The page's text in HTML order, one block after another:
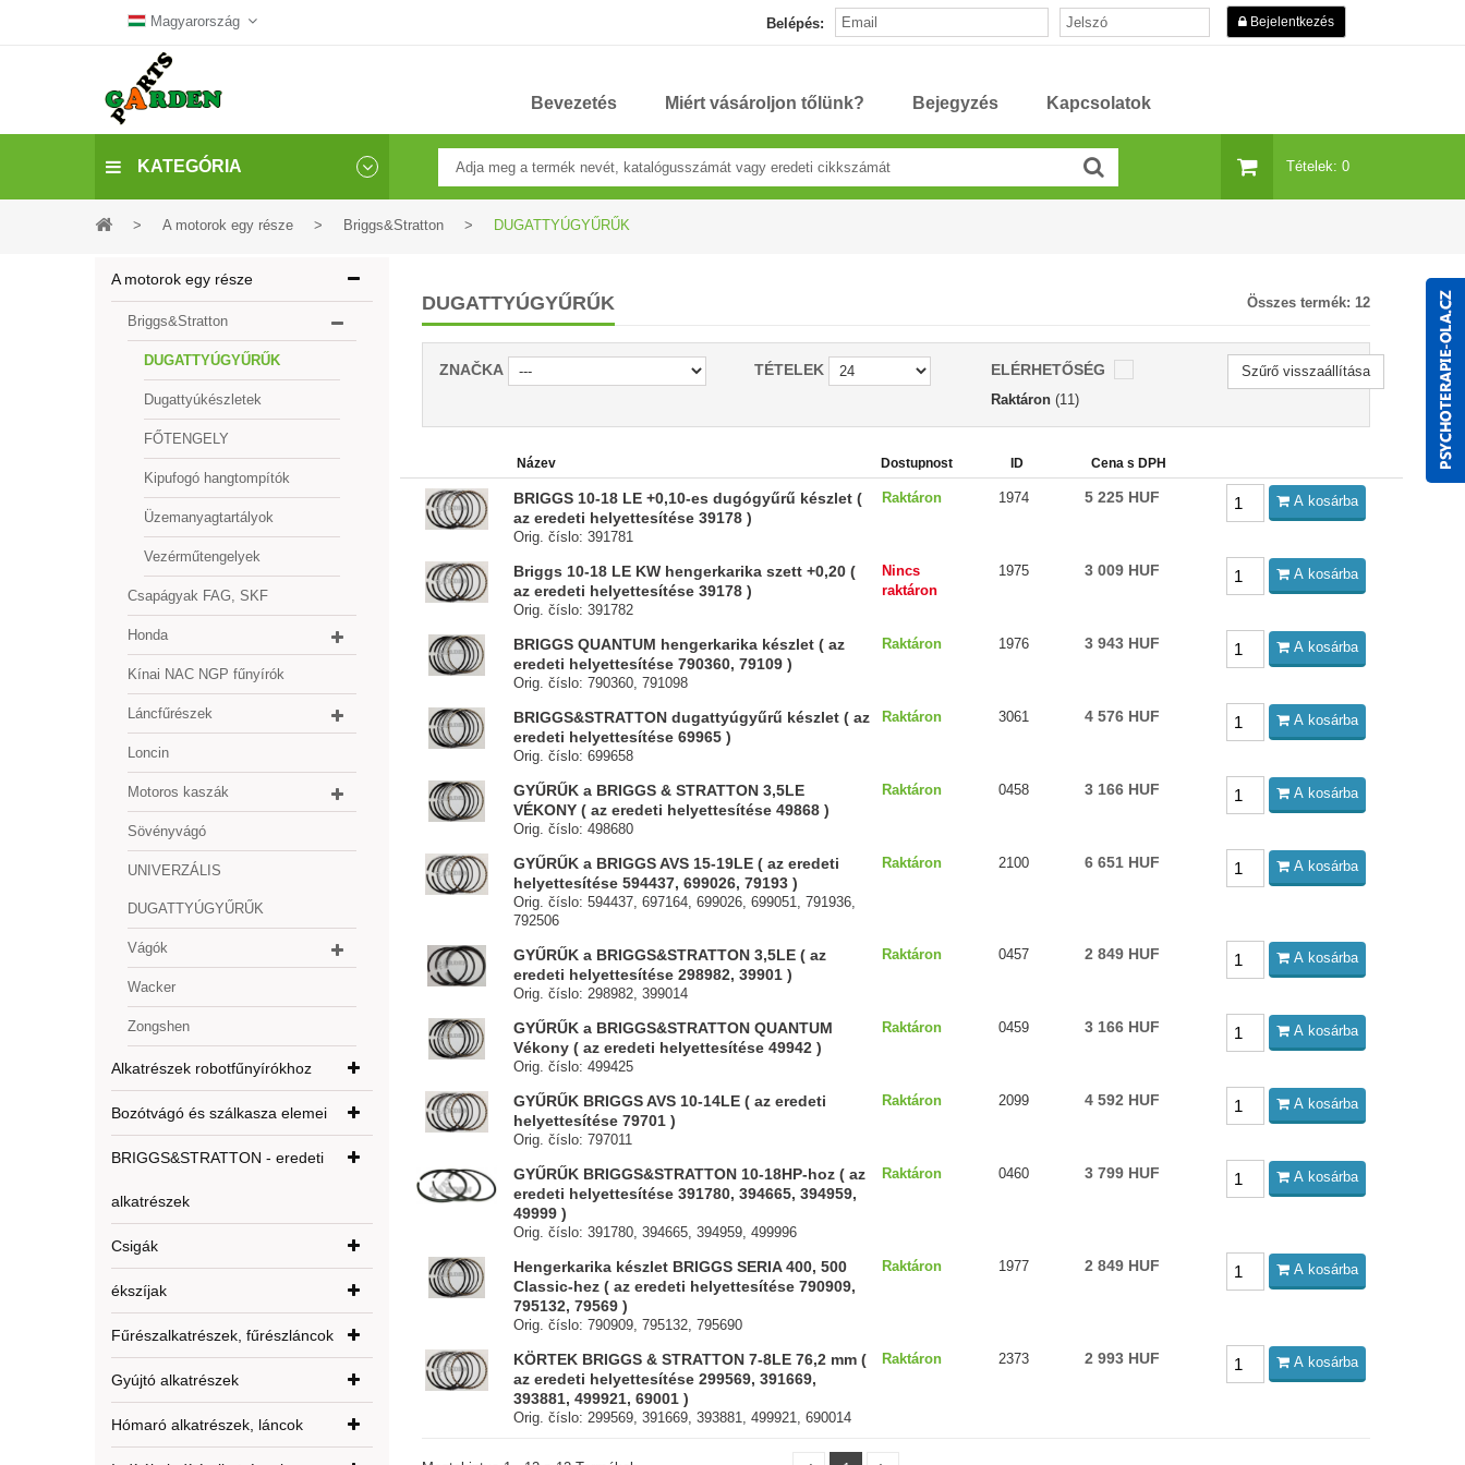
Magyarország Belépés: Bejelentkezés
Bevezetés Miért vásároljon tőlünk? Bejegyzés Kapcsolatok
KATEGÓRIA Tételek: 0
> A motorok egy része > Briggs&Stratton > DUGATTYÚGYŰRŰK
A motorok egy része
Briggs&Stratton
DUGATTYÚGYŰRŰK
Dugattyúkészletek
FŐTENGELY
Kipufogó hangtompítók
Üzemanyagtartályok
Vezérműtengelyek
Csapágyak FAG, SKF
Honda
Kínai NAC NGP fűnyírók
Láncfűrészek
Loncin
Motoros kaszák
Sövényvágó
UNIVERZÁLIS
DUGATTYÚGYŰRŰK
Vágók
Wacker
Zongshen
Alkatrészek robotfűnyírókhoz
Bozótvágó és szálkasza elemei
BRIGGS&STRATTON - eredeti
alkatrészek
Csigák
ékszíjak
Fűrészalkatrészek, fűrészláncok
Gyújtó alkatrészek
Hómaró alkatrészek, láncok
DUGATTYÚGYŰRŰK Összes termék: 12
ZNAČKA TÉTELEK ELÉRHETŐSÉG
Raktáron (11)
Szűrő visszaállítása
Název Dostupnost ID Cena s DPH
BRIGGS 10-18 LE +0,10-es dugógyűrű készlet (
az eredeti helyettesítése 39178 )
Orig. číslo: 391781
Raktáron 1974 5 225 HUF A kosárba
Briggs 10-18 LE KW hengerkarika szett +0,20 (
az eredeti helyettesítése 39178 )
Orig. číslo: 391782
Nincs
raktáron
1975 3 009 HUF A kosárba
BRIGGS QUANTUM hengerkarika készlet ( az
eredeti helyettesítése 790360, 79109 )
Orig. číslo: 790360, 791098
Raktáron 1976 3 943 HUF A kosárba
BRIGGS&STRATTON dugattyúgyűrű készlet ( az
eredeti helyettesítése 69965 )
Orig. číslo: 699658
Raktáron 3061 4 576 HUF A kosárba
GYŰRŰK a BRIGGS & STRATTON 3,5LE
VÉKONY ( az eredeti helyettesítése 49868 )
Orig. číslo: 498680
Raktáron 0458 3 166 HUF A kosárba
GYŰRŰK a BRIGGS AVS 15-19LE ( az eredeti
helyettesítése 594437, 699026, 79193 )
Orig. číslo: 594437, 697164, 699026, 699051, 791936,
792506
Raktáron 2100 6 651 HUF A kosárba
GYŰRŰK a BRIGGS&STRATTON 3,5LE ( az
eredeti helyettesítése 298982, 39901 )
Orig. číslo: 298982, 399014
Raktáron 0457 2 849 HUF A kosárba
GYŰRŰK a BRIGGS&STRATTON QUANTUM
Vékony ( az eredeti helyettesítése 49942 )
Orig. číslo: 499425
Raktáron 0459 3 166 HUF A kosárba
GYŰRŰK BRIGGS AVS 10-14LE ( az eredeti
helyettesítése 79701 )
Orig. číslo: 797011
Raktáron 2099 4 592 HUF A kosárba
GYŰRŰK BRIGGS&STRATTON 10-18HP-hoz ( az
eredeti helyettesítése 391780, 394665, 394959,
49999 )
Orig. číslo: 391780, 394665, 394959, 499996
Raktáron 0460 3 799 HUF A kosárba
Hengerkarika készlet BRIGGS SERIA 400, 500
Classic-hez ( az eredeti helyettesítése 790909,
795132, 79569 )
Orig. číslo: 790909, 795132, 795690
Raktáron 1977 2 849 HUF A kosárba
KÖRTEK BRIGGS & STRATTON 7-8LE 76,2 mm (
az eredeti helyettesítése 299569, 391669,
393881, 499921, 69001 )
Orig. číslo: 299569, 391669, 393881, 499921, 690014
Raktáron 2373 2 993 HUF A kosárba